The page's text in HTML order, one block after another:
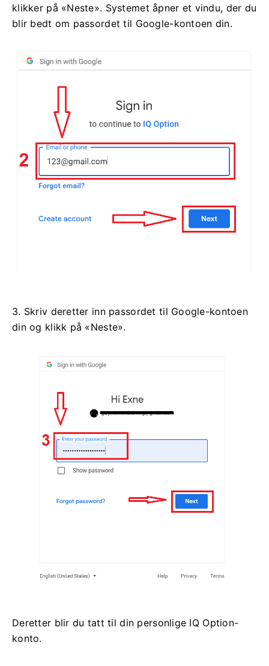
klikker på «Neste». Systemet åpner et vindu, der du
blir bedt om passordet til Google-kontoen din.
3. Skriv deretter inn passordet til Google-kontoen
din og klikk på «Neste».
Deretter blir du tatt til din personlige IQ Option-
konto.